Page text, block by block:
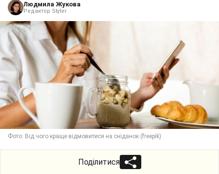
Людмила Жукова
Редактор Styler
Фото: Від чого краще відмовитися на сніданок (freepik)
Поділитися